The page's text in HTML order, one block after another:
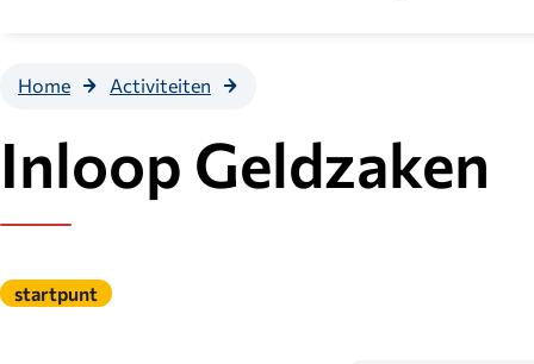
Home Activiteiten
Inloop Geldzaken
Gepubliceerd
onder
startpunt